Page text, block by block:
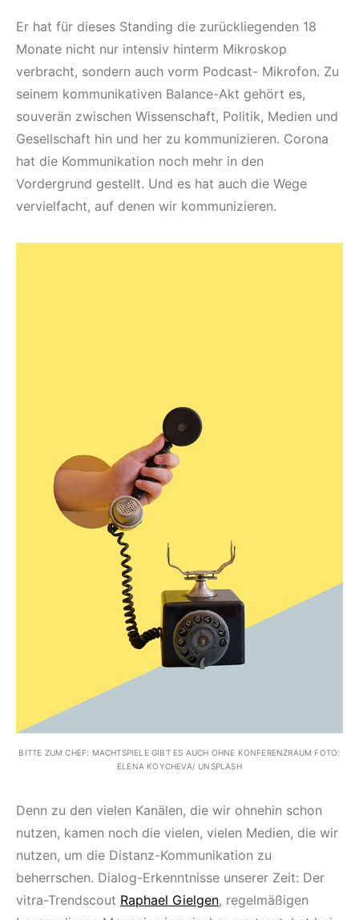
Er hat für dieses Standing die zurückliegenden 18
Monate nicht nur intensiv hinterm Mikroskop
verbracht, sondern auch vorm Podcast- Mikrofon. Zu
seinem kommunikativen Balance-Akt gehört es,
souverän zwischen Wissenschaft, Politik, Medien und
Gesellschaft hin und her zu kommunizieren. Corona
hat die Kommunikation noch mehr in den
Vordergrund gestellt. Und es hat auch die Wege
vervielfacht, auf denen wir kommunizieren.
BITTE ZUM CHEF: MACHTSPIELE GIBT ES AUCH OHNE KONFERENZRAUM FOTO:
ELENA KOYCHEVA/ UNSPLASH
Denn zu den vielen Kanälen, die wir ohnehin schon
nutzen, kamen noch die vielen, vielen Medien, die wir
nutzen, um die Distanz-Kommunikation zu
beherrschen. Dialog-Erkenntnisse unserer Zeit: Der
vitra-Trendscout Raphael Gielgen, regelmäßigen